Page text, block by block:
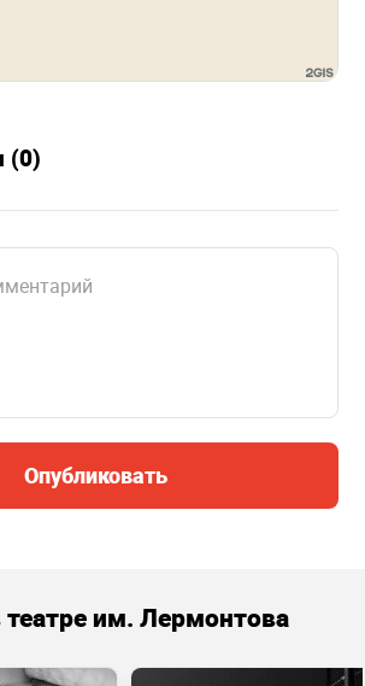
(0)
Опубликовать
театре им. Лермонтова